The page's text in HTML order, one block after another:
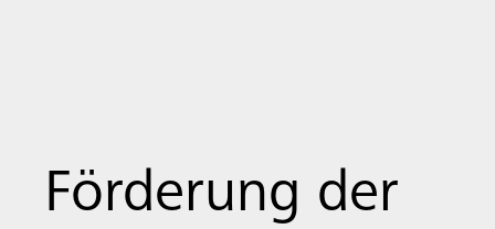
Förderung der